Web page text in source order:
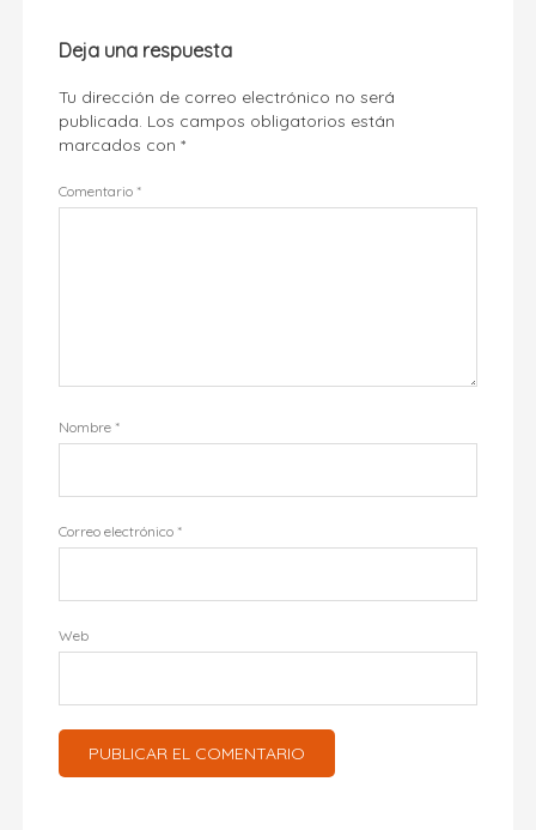
Deja una respuesta
Tu dirección de correo electrónico no será
publicada. Los campos obligatorios están
marcados con*
Comentario *
Nombre *
Correo electrónico *
Web